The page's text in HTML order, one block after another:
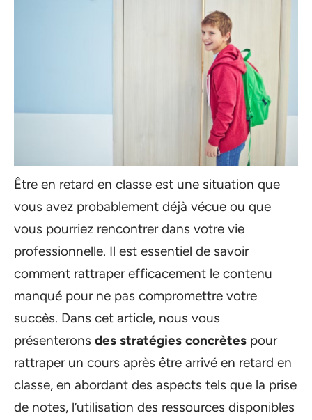
Être en retard en classe est une situation que
vous avez probablement déjà vécue ou que
vous pourriez rencontrer dans votre vie
professionnelle. Il est essentiel de savoir
comment rattraper efficacement le contenu
manqué pour ne pas compromettre votre
succès. Dans cet article, nous vous
présenterons des stratégies concrètes pour
rattraper un cours après être arrivé en retard en
classe, en abordant des aspects tels que la prise
de notes, l’utilisation des ressources disponibles